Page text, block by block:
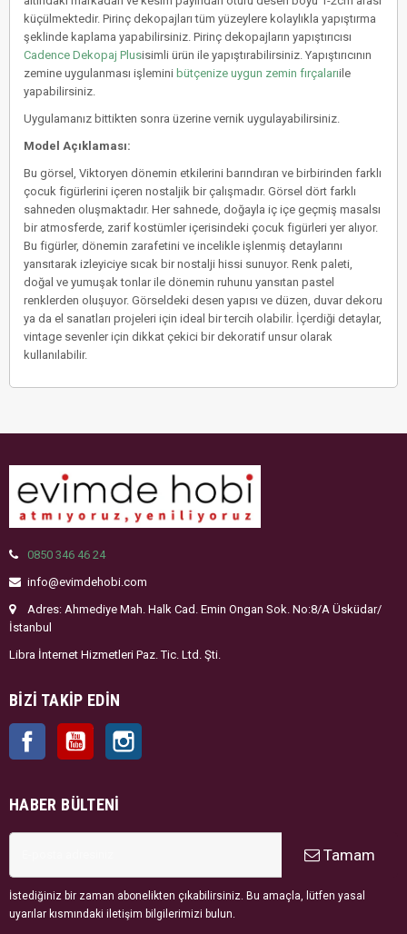
küçülmektedir. Pirinç dekopajları tüm yüzeylere kolaylıkla yapıştırma
şeklinde kaplama yapabilirsiniz. Pirinç dekopajların yapıştırıcısı
Cadence Dekopaj Plusisimli ürün ile yapıştırabilirsiniz. Yapıştırıcının
zemine uygulanması işlemini bütçenize uygun zemin fırçalarıile
yapabilirsiniz.
Uygulamanız bittikten sonra üzerine vernik uygulayabilirsiniz.
Model Açıklaması:
Bu görsel, Viktoryen dönemin etkilerini barındıran ve birbirinden farklı
çocuk figürlerini içeren nostaljik bir çalışmadır. Görsel dört farklı
sahneden oluşmaktadır. Her sahnede, doğayla iç içe geçmiş masalsı
bir atmosferde, zarif kostümler içerisindeki çocuk figürleri yer alıyor.
Bu figürler, dönemin zarafetini ve incelikle işlenmiş detaylarını
yansıtarak izleyiciye sıcak bir nostalji hissi sunuyor. Renk paleti,
doğal ve yumuşak tonlar ile dönemin ruhunu yansıtan pastel
renklerden oluşuyor. Görseldeki desen yapısı ve düzen, duvar dekoru
ya da el sanatları projeleri için ideal bir tercih olabilir. İçerdiği detaylar,
vintage sevenler için dikkat çekici bir dekoratif unsur olarak
kullanılabilir.
0850 346 46 24
info@evimdehobi.com
Adres: Ahmediye Mah. Halk Cad. Emin Ongan Sok. No:8/A Üsküdar/
İstanbul
Libra İnternet Hizmetleri Paz. Tic. Ltd. Şti.
BIZI TAKIP EDIN
Facebook YouTube
HABER BÜLTENI
Tamam
İstediğiniz bir zaman abonelikten çıkabilirsiniz. Bu amaçla, lütfen yasal
uyarılar kısmındaki iletişim bilgilerimizi bulun.